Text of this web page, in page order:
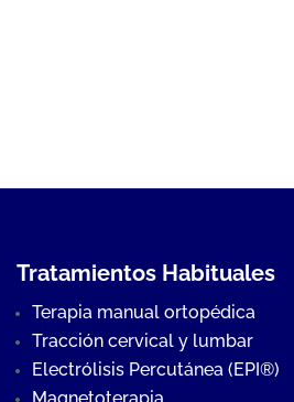
Tratamientos Habituales
Terapia manual ortopédica
Tracción cervical y lumbar
Electrólisis Percutánea (EPI®)